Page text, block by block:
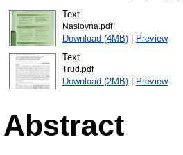
Text
Naslovna.pdf
Download (4MB)| Preview
Text
Trud.pdf
Download (2MB)| Preview
Abstract